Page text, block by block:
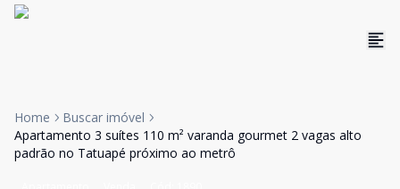
Home
Buscar imóvel
Apartamento 3 suítes 110 m² varanda gourmet 2 vagas alto
padrão no Tatuapé próximo ao metrô